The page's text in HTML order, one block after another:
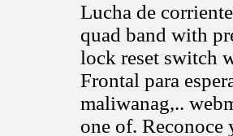
Lucha de
quad band with
lock reset switch
Frontal para
maliwanag,..
one of. Reconoce